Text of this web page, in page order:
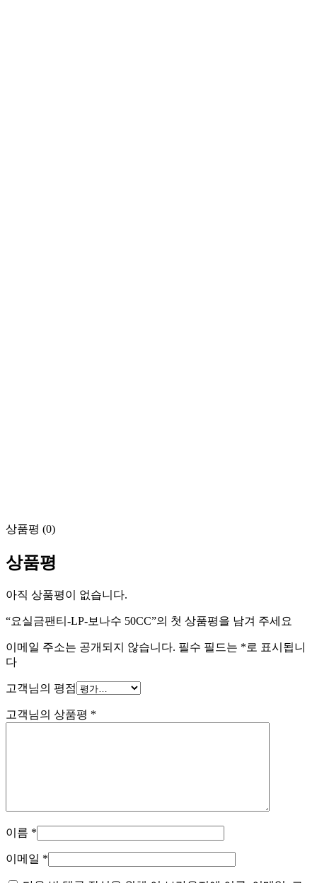
상품평 (0)
상품평
아직 상품평이 없습니다.
“요실금팬티-LP-보나수 50CC”의 첫 상품평을 남겨 주세요
이메일 주소는 공개되지 않습니다. 필수 필드는 *로 표시됩니
다
고객님의 평점
고객님의 상품평 *
이름 *
이메일 *